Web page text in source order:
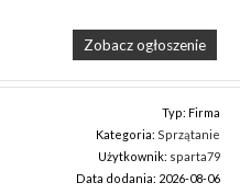
Zobacz ogłoszenie
Typ: Firma
Kategoria: Sprzątanie
Użytkownik: sparta79
Data dodania: 2026-08-06